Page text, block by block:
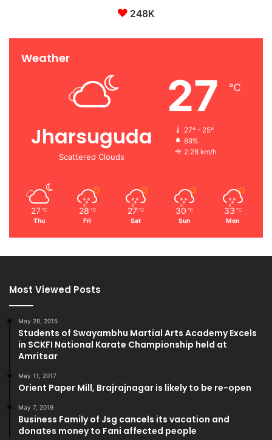
248K
Weather
Jharsuguda
Scattered Clouds
27 ℃
27º - 25º
89%
2.28 km/h
27 ℃
Thu
28 ℃
Fri
27 ℃
Sat
30 ℃
Sun
33 ℃
Mon
Most Viewed Posts
May 28, 2015
Students of Swayambhu Martial Arts Academy Excels
in SCKFI National Karate Championship held at
Amritsar
May 11, 2017
Orient Paper Mill, Brajrajnagar is likely to be re-open
May 7, 2019
Business Family of Jsg cancels its vacation and
donates money to Fani affected people